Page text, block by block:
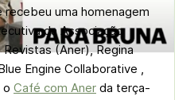
recebeu uma homenagem
da Associação
(Aner), Regina
Engine Collaborative ,
o Café com Aner da terça-